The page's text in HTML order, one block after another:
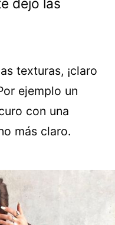
dejo las
texturas, ¡claro
ejemplo un
con una
más claro.